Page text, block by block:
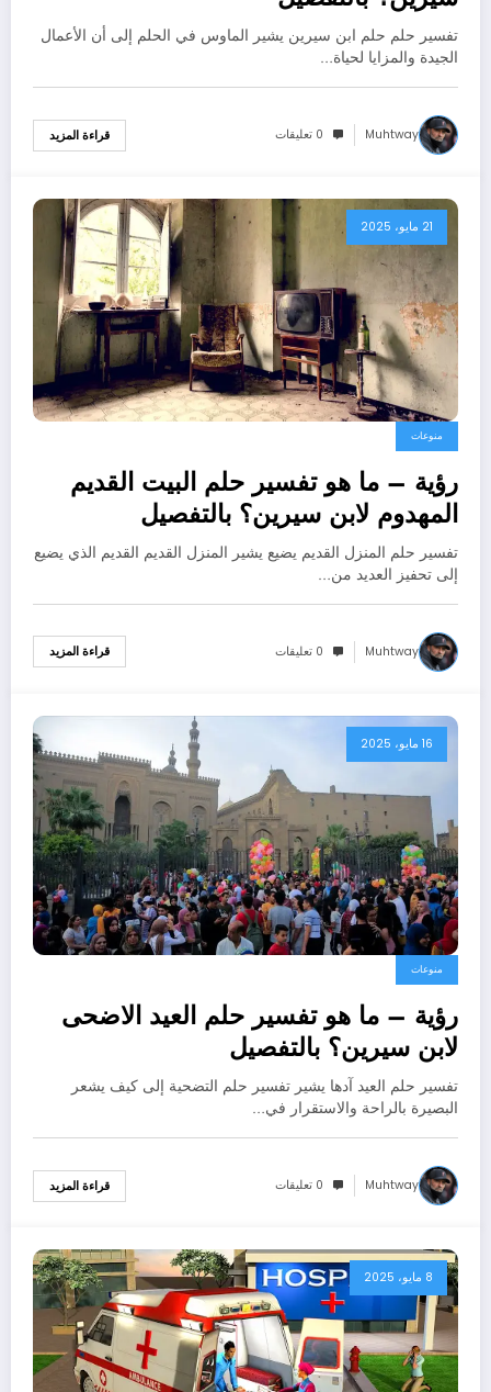
تفسير حلم حلم ابن سيرين يشير الماوس في الحلم إلى أن الأعمال
الجيدة والمزايا لحياة…
Muhtway 0 تعليقات قراءة المزيد
21 مايو، 2025
منوعات
رؤية – ما هو تفسير حلم البيت القديم
المهدوم لابن سيرين؟ بالتفصيل
تفسير حلم المنزل القديم يضيع يشير المنزل القديم القديم الذي يضيع
إلى تحفيز العديد من…
Muhtway 0 تعليقات قراءة المزيد
16 مايو، 2025
منوعات
رؤية – ما هو تفسير حلم العيد الاضحى
لابن سيرين؟ بالتفصيل
تفسير حلم العيد آدها يشير تفسير حلم التضحية إلى كيف يشعر
البصيرة بالراحة والاستقرار في…
Muhtway 0 تعليقات قراءة المزيد
8 مايو، 2025